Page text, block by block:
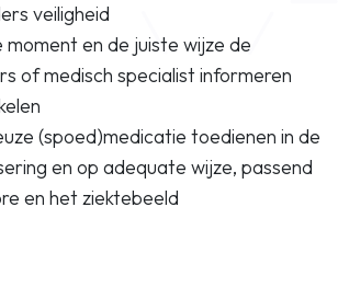
veiligheid
en de juiste wijze de
of medisch specialist informeren
(spoed)medicatie toedienen in de
en op adequate wijze, passend
en het ziektebeeld